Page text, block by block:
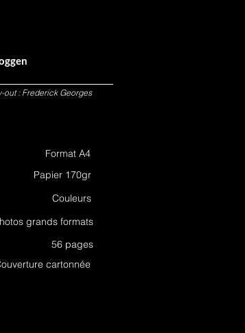
: Frederick Georges
Format A4
Papier 170gr
Couleurs
grands formats
56 pages
cartonnée